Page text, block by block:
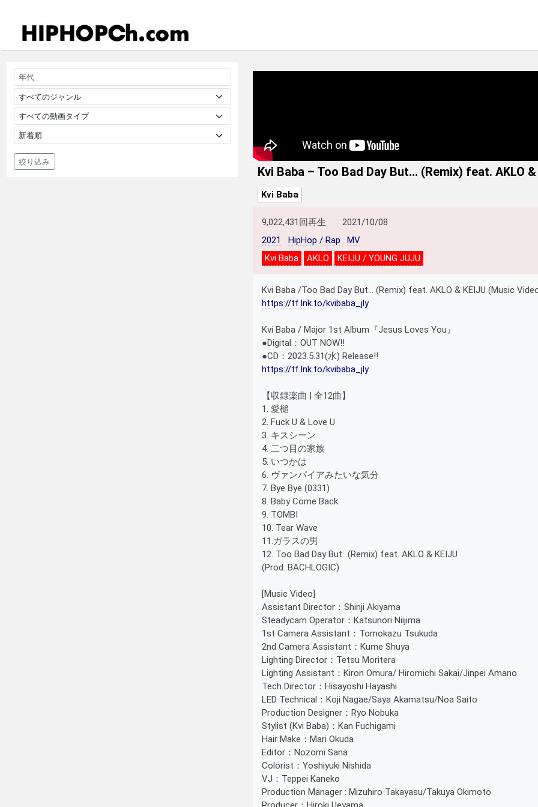
絞り込み
Kvi Baba – Too Bad Day But… (Remix) feat. AKLO &
Kvi Baba
9,022,431回再生
2021/10/08
2021
HipHop / Rap
MV
Kvi Baba
AKLO KEIJU / YOUNG JUJU
Kvi Baba /Too Bad Day But... (Remix) feat. AKLO & KEIJU (Music
https://tf.lnk.to/kvibaba_jly
Kvi Baba / Major 1st Album『Jesus Loves You』
●Digital：OUT NOW!!
●CD：2023.5.31(水) Release!!
https://tf.lnk.to/kvibaba_jly
【収録楽曲 | 全12曲】
1. 愛槌
2. Fuck U & Love U
3. キスシーン
4. ⼆つ⽬の家族
5. いつかは
6. ヴァンパイアみたいな気分
7. Bye Bye (0331)
8. Baby Come Back
9. TOMBI
10. Tear Wave
11.ガラスの男
12. Too Bad Day But…(Remix) feat. AKLO & KEIJU
(Prod. BACHLOGIC)
[Music Video]
Assistant Director：Shinji Akiyama
Steadycam Operator：Katsunori Niijima
1st Camera Assistant：Tomokazu Tsukuda
2nd Camera Assistant：Kume Shuya
Lighting Director：Tetsu Moritera
Lighting Assistant：Kiron Omura/ Hiromichi Sakai/Jinpei Amano
Tech Director：Hisayoshi Hayashi
LED Technical：Koji Nagae/Saya Akamatsu/Noa Saito
Production Designer：Ryo Nobuka
Stylist (Kvi Baba)：Kan Fuchigami
Hair Make：Mari Okuda
Editor：Nozomi Sana
Colorist：Yoshiyuki Nishida
VJ：Teppei Kaneko
Production Manager : Mizuhiro Takayasu/Takuya Okimoto